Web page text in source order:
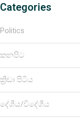
Categories
Politics
කනපිට
ක්‍රීඩා පිටිය
දේශීය/විදේශීය